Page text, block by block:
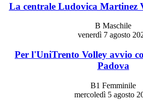
La centrale Ludovica Martinez
B Maschile
venerdì 7 agosto
Per l'UniTrento Volley avvio
Padova
B1 Femminile
mercoledì 5 agosto